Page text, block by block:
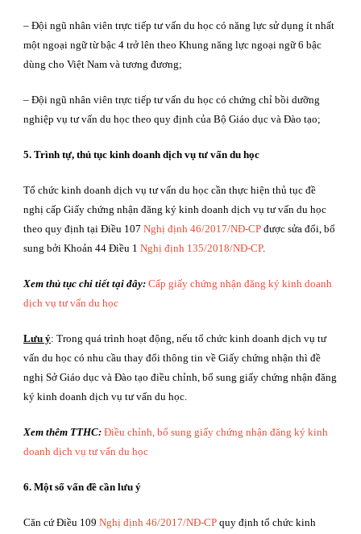
– Đội ngũ nhân viên trực tiếp tư vấn du học có năng lực sử dụng ít nhất
một ngoại ngữ từ bậc 4 trở lên theo Khung năng lực ngoại ngữ 6 bậc
dùng cho Việt Nam và tương đương;
– Đội ngũ nhân viên trực tiếp tư vấn du học có chứng chỉ bồi dưỡng
nghiệp vụ tư vấn du học theo quy định của Bộ Giáo dục và Đào tạo;
5. Trình tự, thủ tục kinh doanh dịch vụ tư vấn du học
Tổ chức kinh doanh dịch vụ tư vấn du học cần thực hiện thủ tục đề
nghị cấp Giấy chứng nhận đăng ký kinh doanh dịch vụ tư vấn du học
theo quy định tại Điều 107 Nghị định 46/2017/NĐ-CP được sửa đổi, bổ
sung bởi Khoản 44 Điều 1 Nghị định 135/2018/NĐ-CP.
Xem thủ tục chi tiết tại đây: Cấp giấy chứng nhận đăng ký kinh doanh
dịch vụ tư vấn du học
Lưu ý: Trong quá trình hoạt động, nếu tổ chức kinh doanh dịch vụ tư
vấn du học có nhu cầu thay đổi thông tin về Giấy chứng nhận thì đề
nghị Sở Giáo dục và Đào tạo điều chỉnh, bổ sung giấy chứng nhận đăng
ký kinh doanh dịch vụ tư vấn du học.
Xem thêm TTHC: Điều chỉnh, bổ sung giấy chứng nhận đăng ký kinh
doanh dịch vụ tư vấn du học
6. Một số vấn đề cần lưu ý
Căn cứ Điều 109 Nghị định 46/2017/NĐ-CP quy định tổ chức kinh